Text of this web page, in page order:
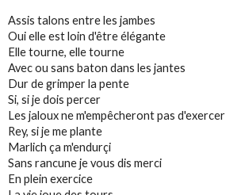
Assis talons entre les jambes
Oui elle est loin d'être élégante
Elle tourne, elle tourne
Avec ou sans baton dans les jantes
Dur de grimper la pente
Si, si je dois percer
Les jaloux ne m'empêcheront pas d'exercer
Rey, si je me plante
Marlich ça m'endurçi
Sans rancune je vous dis merci
En plein exercice